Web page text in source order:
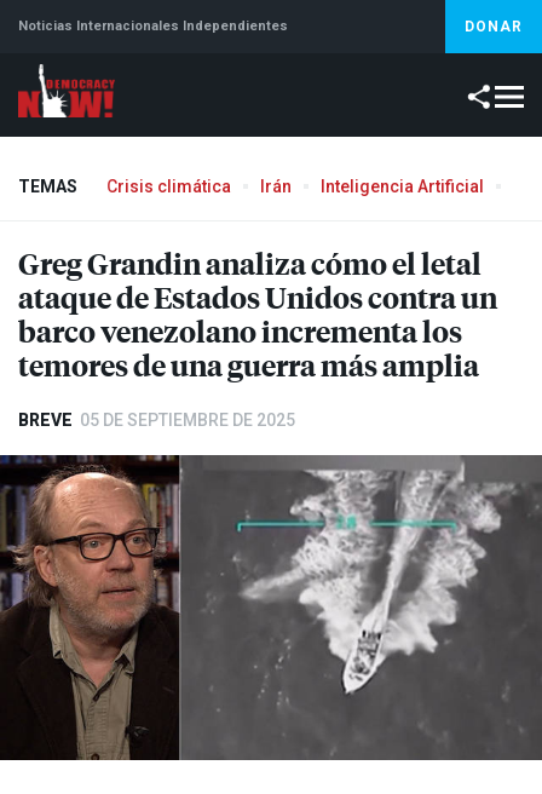
Noticias Internacionales Independientes DONAR
TEMAS Crisis climática Irán Inteligencia Artificial
Greg Grandin analiza cómo el letal
ataque de Estados Unidos contra un
barco venezolano incrementa los
temores de una guerra más amplia
BREVE 05 DE SEPTIEMBRE DE 2025